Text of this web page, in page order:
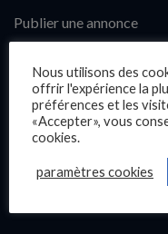
Publier une annonce
Questions fréquentes
Blog
Nous utilisons des
offrir l'expérience la
préférences et les
«Accepter», vous
cookies.
paramètres cookies